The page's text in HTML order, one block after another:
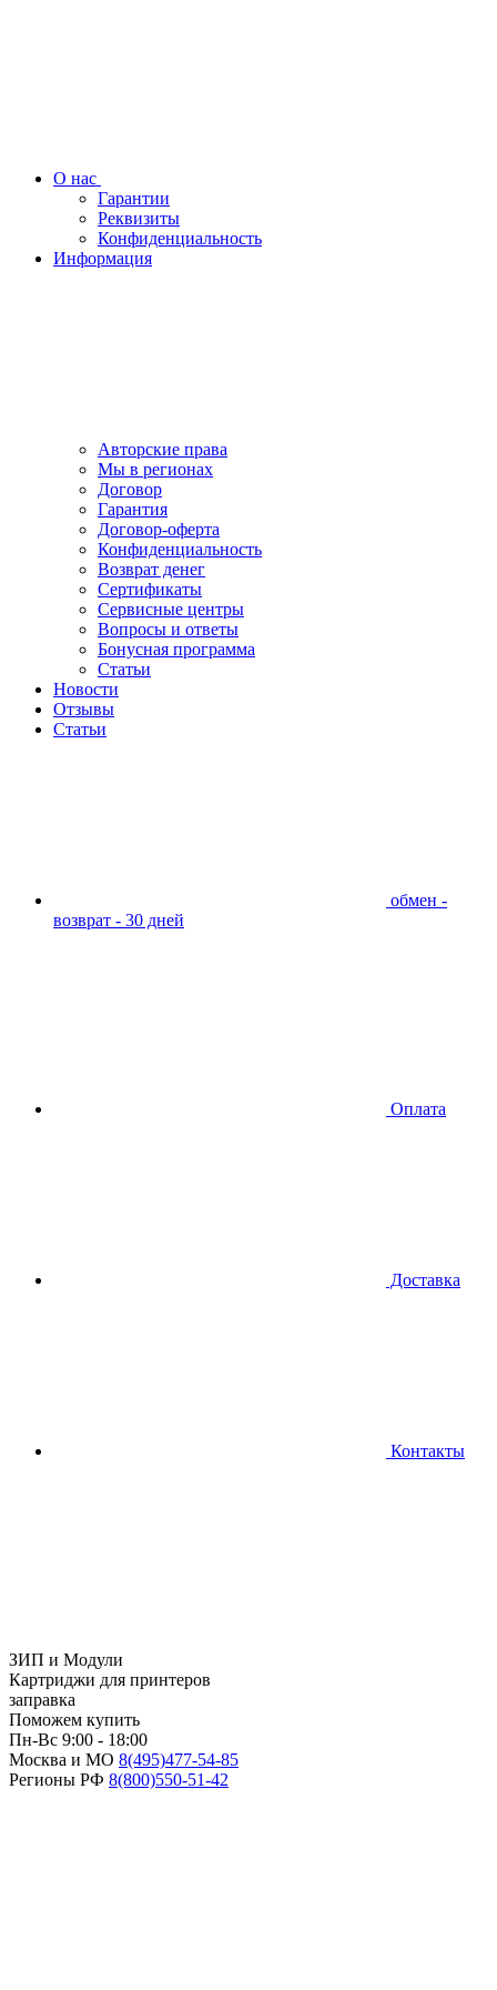
О нас
Гарантии
Реквизиты
Конфиденциальность
Информация
Авторские права
Мы в регионах
Договор
Гарантия
Договор-оферта
Конфиденциальность
Возврат денег
Сертификаты
Сервисные центры
Вопросы и ответы
Бонусная программа
Статьи
Новости
Отзывы
Статьи
обмен -
возврат - 30 дней
Оплата
Доставка
Контакты
ЗИП и Модули
Картриджи для принтеров
заправка
Поможем купить
Пн-Вс 9:00 - 18:00
Москва и МО 8(495)477-54-85
Регионы РФ 8(800)550-51-42